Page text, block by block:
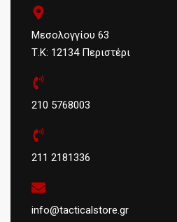
Μεσολογγίου 63
Τ.Κ: 12134 Περιστέρι
210 5768003
211 2181336
info@tacticalstore.gr